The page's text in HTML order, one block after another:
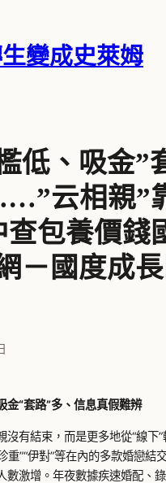
變成史萊姆
低、吸金”
云相親”
查包養價錢
－國度成長
金“套路”多、信息真假難辨
沒有結束，而是更多地從“線下”
重”“伊對”等在內的多款婚戀結
數激增。年夜數據疾速婚配、